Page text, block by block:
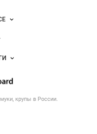
крупы в России.
данных